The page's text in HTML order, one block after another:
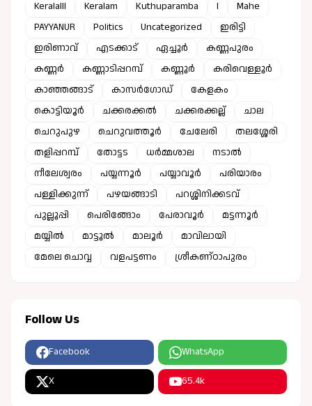
Keralalll
Keralam Kuthuparamba l
Mahe
PAYYANUR
Politics Uncategorized
ഇരിട്ടി
ഇരിണാവ്
എടക്കാട് ഏച്ചൂർ
കണ്ണപുരം
കണ്ണർ
കണ്ണാടിപ്പറമ്പ് കണ്ണൂർ
കരിവെള്ളൂർ
കാഞ്ഞങ്ങാട്
കാസർഗോഡ്
കേളകം
കൊട്ടിയൂർ
ചക്കരക്കൽ ചക്കരക്കല്ല്
ചാല
ചെറുപുഴ
ചെറുവത്തൂർ ചേലേരി
തലശ്ശേരി
തളിപ്പറമ്പ്
തോട്ടട ധർമ്മശാല
നടാൽ
നീലേശ്വരം
പയ്യന്നൂർ പയ്യാവൂർ
പരിയാരം
പള്ളിക്കുന്ന്
പഴയങ്ങാടി
പറശ്ശിനിക്കടവ്
പുല്ലൂപ്പി
പെരിങ്ങോം പേരാവൂർ
മട്ടന്നൂർ
മയ്യിൽ
മാട്ടൂൽ മാലൂർ
മാവിലായി
മേലെ ചൊവ്വ
വളപട്ടണം ശ്രീകണ്ഠാപുരം
Follow Us
Facebook WhatsApp
X 65.4k